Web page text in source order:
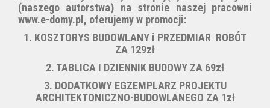
(naszego autorstwa) na stronie naszej pracowni
www.e-domy.pl, oferujemy w promocji:
1. KOSZTORYS BUDOWLANY i PRZEDMIAR ROBÓT
ZA 129zł
2. TABLICA I DZIENNIK BUDOWY ZA 69zł
3. DODATKOWY EGZEMPLARZ PROJEKTU
ARCHITEKTONICZNO-BUDOWLANEGO ZA 1zł